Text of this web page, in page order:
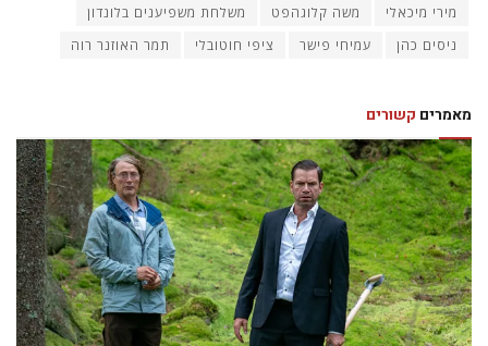
מירי מיכאלי
משה קלוגהפט
משלחת משפיענים בלונדון
ניסים כהן
עמיחי פישר ציפי חוטובלי תמר האוזנר רוה
מאמרים קשורים